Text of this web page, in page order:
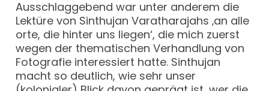
Ausschlaggebend war unter anderem die
Lektüre von Sinthujan Varatharajahs ‚an alle
orte, die hinter uns liegen‘, die mich zuerst
wegen der thematischen Verhandlung von
Fotografie interessiert hatte. Sinthujan
macht so deutlich, wie sehr unser